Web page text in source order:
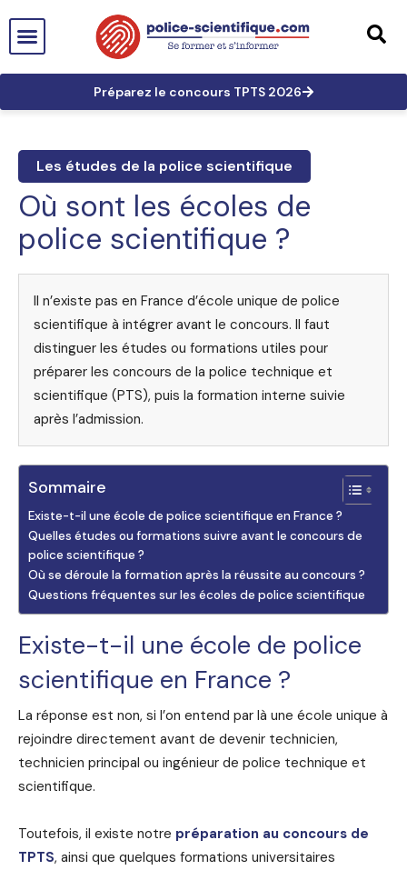
Préparez le concours TPTS 2026
Les études de la police scientifique
Où sont les écoles de
police scientifique ?
Il n’existe pas en France d’école unique de police
scientifique à intégrer avant le concours. Il faut
distinguer les études ou formations utiles pour
préparer les concours de la police technique et
scientifique (PTS), puis la formation interne suivie
après l’admission.
Sommaire
Existe-t-il une école de police scientifique en France ?
Quelles études ou formations suivre avant le concours de
police scientifique ?
Où se déroule la formation après la réussite au concours ?
Questions fréquentes sur les écoles de police scientifique
Existe-t-il une école de police
scientifique en France ?
La réponse est non, si l’on entend par là une école unique à
rejoindre directement avant de devenir technicien,
technicien principal ou ingénieur de police technique et
scientifique.
Toutefois, il existe notre préparation au concours de
TPTS, ainsi que quelques formations universitaires